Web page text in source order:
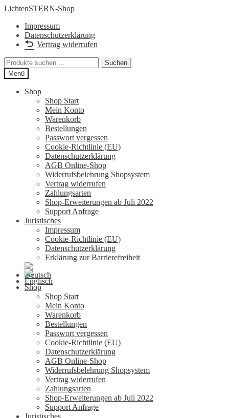
Zur
springen
Zum
springen
LichtenSTERN-Shop
Impressum
Datenschutzerklärung
Vertrag widerrufen
Suchen
nach:
Suchen
Menü
Shop
Shop Start
Mein Konto
Warenkorb
Bestellungen
Passwort vergessen
Cookie-Richtlinie (EU)
Datenschutzerklärung
AGB Online-Shop
Widerrufsbelehrung Shopsystem
Vertrag widerrufen
Zahlungsarten
Shop-Erweiterungen ab Juli 2022
Support Anfrage
Juristisches
Impressum
Cookie-Richtlinie (EU)
Datenschutzerklärung
Erklärung zur Barrierefreiheit
Shop
Shop Start
Mein Konto
Warenkorb
Bestellungen
Passwort vergessen
Cookie-Richtlinie (EU)
Datenschutzerklärung
AGB Online-Shop
Widerrufsbelehrung Shopsystem
Vertrag widerrufen
Zahlungsarten
Shop-Erweiterungen ab Juli 2022
Support Anfrage
Juristisches